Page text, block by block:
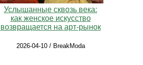
Услышанные сквозь века:
как женское искусство
возвращается на арт-рынок
2026-04-10 / BreakModa